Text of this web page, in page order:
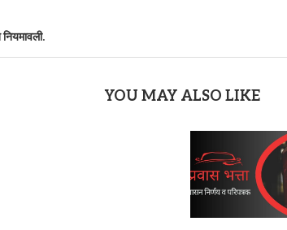
नियमावली.
YOU MAY ALSO LIKE